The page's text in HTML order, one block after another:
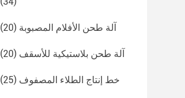
آلة طحن الأفلام المصبوبة (20)
آلة طحن بلاستيكية للأسقف (20)
خط إنتاج الطلاء المصفوف (25)